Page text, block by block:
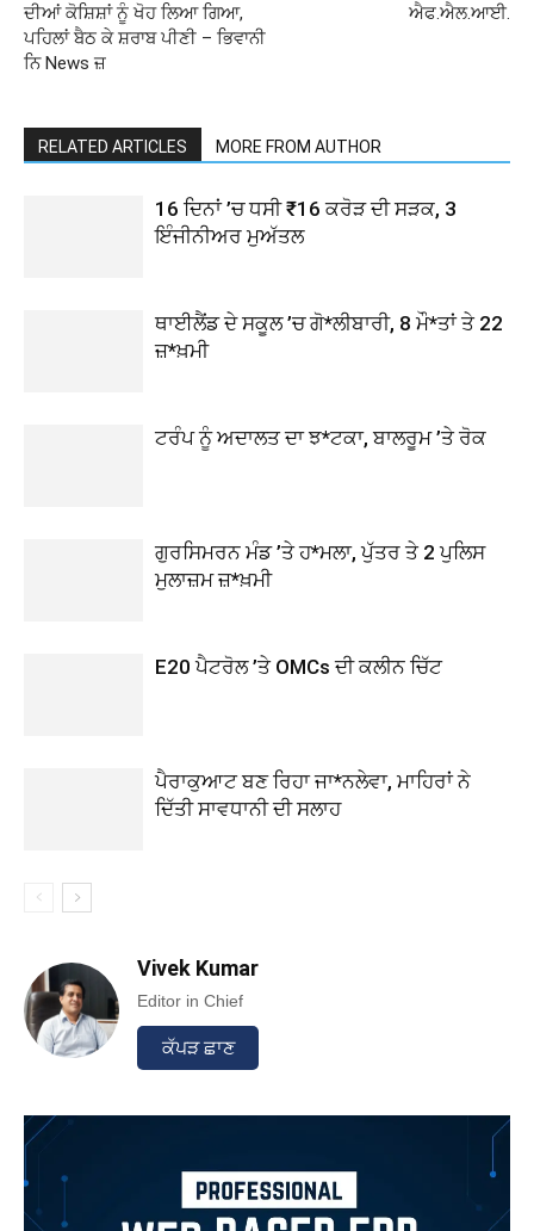
ਦੀਆਂ ਕੋਸ਼ਿਸ਼ਾਂ ਨੂੰ ਖੋਹ ਲਿਆ ਗਿਆ,
ਪਹਿਲਾਂ ਬੈਠ ਕੇ ਸ਼ਰਾਬ ਪੀਣੀ – ਭਿਵਾਨੀ
ਨਿ News ਜ਼
ਐਫ.ਐਲ.ਆਈ.
RELATED ARTICLES MORE FROM AUTHOR
16 ਦਿਨਾਂ ’ਚ ਧਸੀ ₹16 ਕਰੋੜ ਦੀ ਸੜਕ, 3
ਇੰਜੀਨੀਅਰ ਮੁਅੱਤਲ
ਥਾਈਲੈਂਡ ਦੇ ਸਕੂਲ ’ਚ ਗੋ*ਲੀਬਾਰੀ, 8 ਮੌ*ਤਾਂ ਤੇ 22
ਜ਼*ਖ਼ਮੀ
ਟਰੰਪ ਨੂੰ ਅਦਾਲਤ ਦਾ ਝ*ਟਕਾ, ਬਾਲਰੂਮ ’ਤੇ ਰੋਕ
ਗੁਰਸਿਮਰਨ ਮੰਡ ’ਤੇ ਹ*ਮਲਾ, ਪੁੱਤਰ ਤੇ 2 ਪੁਲਿਸ
ਮੁਲਾਜ਼ਮ ਜ਼*ਖ਼ਮੀ
E20 ਪੈਟਰੋਲ ’ਤੇ OMCs ਦੀ ਕਲੀਨ ਚਿੱਟ
ਪੈਰਾਕੁਆਟ ਬਣ ਰਿਹਾ ਜਾ*ਨਲੇਵਾ, ਮਾਹਿਰਾਂ ਨੇ
ਦਿੱਤੀ ਸਾਵਧਾਨੀ ਦੀ ਸਲਾਹ
Vivek Kumar
Editor in Chief
ਕੱਪੜ ਛਾਣ